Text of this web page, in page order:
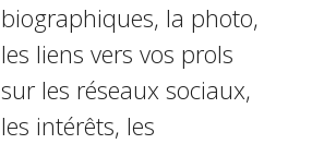
biographiques, la photo,
les liens vers vos profils
sur les réseaux sociaux,
les intérêts, les